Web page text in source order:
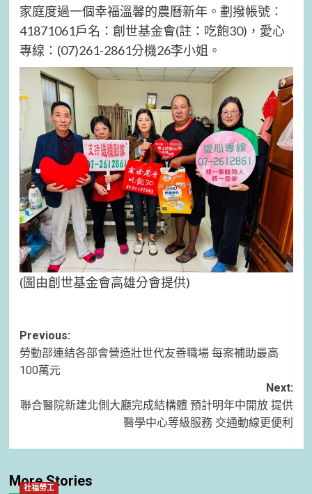
家庭度過一個幸福溫馨的農曆新年。劃撥帳號：
41871061戶名：創世基金會(註：吃飽30)，愛心
專線：(07)261-2861分機26李小姐。
(圖由創世基金會高雄分會提供)
Post
navigation
Previous:
勞動部連結各部會營造壯世代友善職場 每案補助最高
100萬元
Next:
聯合醫院新建北側大廳完成結構體 預計明年中開放 提供
醫學中心等級服務 交通動線更便利
More Stories
社福勞工